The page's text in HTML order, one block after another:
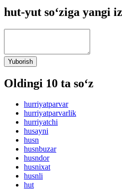
hut-yut so‘ziga yangi
Yuborish
Oldingi 10 ta so‘z
hurriyatparvar
hurriyatparvarlik
hurriyatchi
husayni
husn
husnbuzar
husndor
husnixat
husnli
hut